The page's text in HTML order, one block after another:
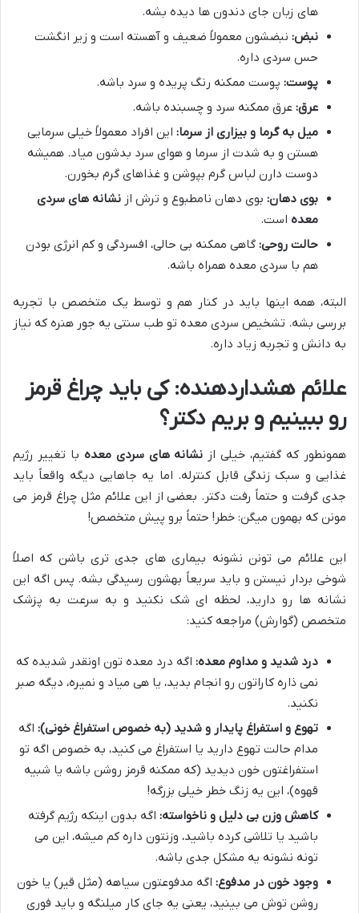
های زبان جای دندون ها دیده بشه.
نبض: نبضشون معمولاً ضعیف و آهسته است و زیر انگشت
حس سردی داره.
پوست: پوست ممکنه رنگ پریده و سرد باشه.
عرق: عرق ممکنه سرد و چسبنده باشه.
میل به گرما و بیزاری از سرما: این افراد معمولاً خیلی سرمایی
هستن و به شدت از سرما و هوای سرد بدشون میاد. همیشه
دوست دارن لباس گرم بپوشن و غذاهای گرم بخورن.
بوی دهان: بوی دهان نامطبوع و ترش از نشانه های سردی
معده است.
حالت روحی: گاهی ممکنه بی حالی، افسردگی و کم انرژی بودن
هم با سردی معده همراه باشه.
البته، همه اینها باید در کنار هم و توسط یک متخصص با تجربه
بررسی بشه. تشخیص سردی معده تو طب سنتی یه جور هنره که نیاز
به دانش و تجربه زیاد داره.
علائم هشداردهنده: کی باید چراغ قرمز
رو ببینیم و بریم دکتر؟
همونطور که گفتیم، خیلی از نشانه های سردی معده با تغییر رژیم
غذایی و سبک زندگی قابل کنترله. اما یه جاهایی دیگه واقعاً باید
جدی گرفت و حتماً رفت دکتر. بعضی از این علائم مثل چراغ قرمز می
مونن که بهمون میگن: خطر! حتماً برو پیش متخصص!
این علائم می تونن نشونه بیماری های جدی تری باشن که اصلاً
شوخی بردار نیستن و باید سریعاً بهشون رسیدگی بشه. پس اگه این
نشانه ها رو دارید، لحظه ای شک نکنید و به سرعت به پزشک
متخصص (گوارش) مراجعه کنید:
درد شدید و مداوم معده: اگه درد معده تون اونقدر شدیده که
نمی ذاره کاراتون رو انجام بدید، یا هی میاد و نمیره، دیگه صبر
نکنید.
تهوع و استفراغ پایدار و شدید (به خصوص استفراغ خونی): اگه
مدام حالت تهوع دارید یا استفراغ می کنید، به خصوص اگه تو
استفراغتون خون دیدید (که ممکنه قرمز روشن باشه یا شبیه
قهوه)، این یه زنگ خطر خیلی بزرگه!
کاهش وزن بی دلیل و ناخواسته: اگه بدون اینکه رژیم گرفته
باشید یا تلاشی کرده باشید، وزنتون داره کم میشه، این می
تونه نشونه یه مشکل جدی باشه.
وجود خون در مدفوع: اگه مدفوعتون سیاهه (مثل قیر) یا خون
روشن توش می بینید، یعنی یه جای کار میلنگه و باید فوری